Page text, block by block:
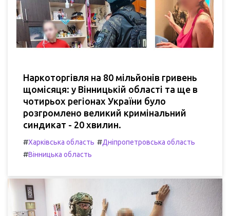
Наркоторгівля на 80 мільйонів гривень
щомісяця: у Вінницькій області та ще в
чотирьох регіонах України було
розгромлено великий кримінальний
синдикат - 20 хвилин.
#Харківська область #Дніпропетровська область
#Вінницька область